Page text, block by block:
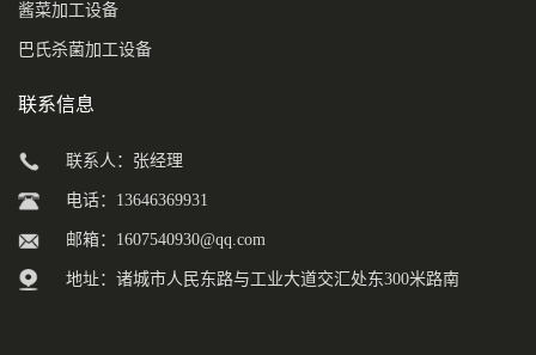
酱菜加工设备
巴氏杀菌加工设备
联系信息
联系人：张经理
电话：13646369931
邮箱： 1607540930@qq.com
地址：诸城市人民东路与工业大道交汇处东300米路南